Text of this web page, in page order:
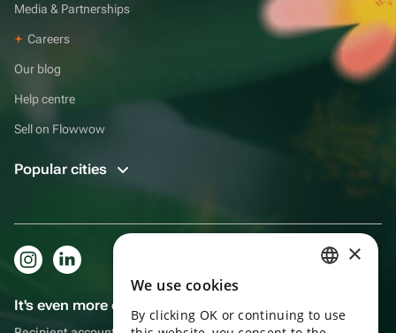
Media & Partnerships
Careers
Our blog
Help centre
Sell on Flowwow
Popular cities
It's even more convenient in the app!
ENGLISH
×
We use cookies
By clicking OK or continuing to use